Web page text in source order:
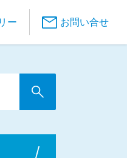
ー お問い合せ